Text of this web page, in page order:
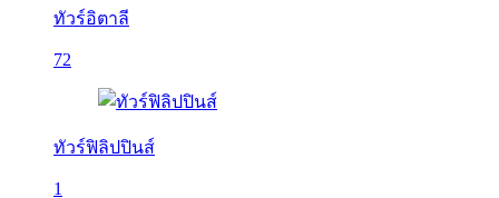
ทัวร์อิตาลี
72
ทัวร์ฟิลิปปินส์
1